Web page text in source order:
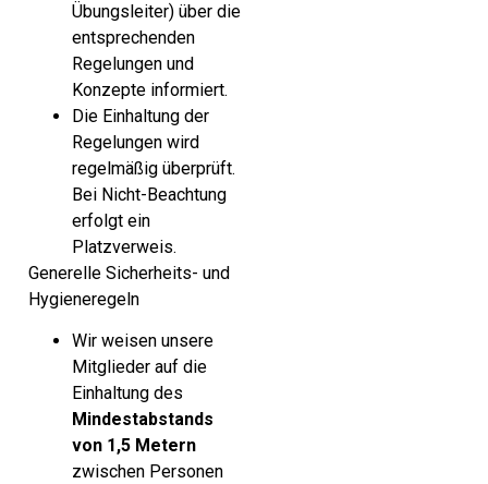
Übungsleiter) über die
entsprechenden
Regelungen und
Konzepte informiert.
Die Einhaltung der
Regelungen wird
regelmäßig überprüft.
Bei Nicht-Beachtung
erfolgt ein
Platzverweis.
Generelle Sicherheits- und
Hygieneregeln
Wir weisen unsere
Mitglieder auf die
Einhaltung des
Mindestabstands
von 1,5 Metern
zwischen Personen